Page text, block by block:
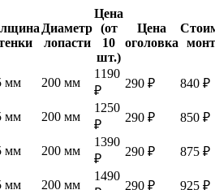
Диаметр
лопасти
Цена
(от
10
шт.)
Цена
оголовка
мм 200 мм
1190
₽
290 ₽
840 ₽
мм 200 мм
1250
₽
290 ₽
850 ₽
мм 200 мм
1390
₽
290 ₽
875 ₽
мм 200 мм
1490
290 ₽ 925 ₽